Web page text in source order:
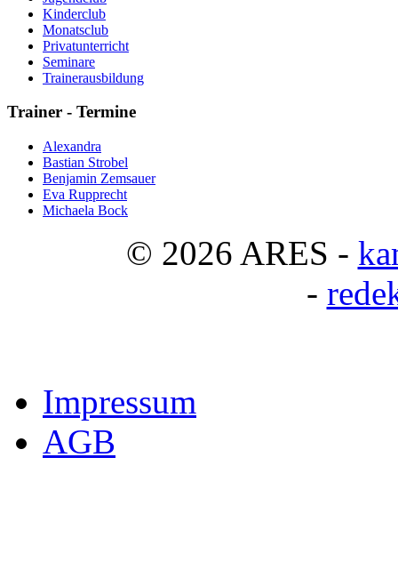
Kinderclub
Monatsclub
Privatunterricht
Seminare
Trainerausbildung
Trainer - Termine
Alexandra
Bastian Strobel
Benjamin Zemsauer
Eva Rupprecht
Michaela Bock
© 2026 ARES -
-
Impressum
AGB